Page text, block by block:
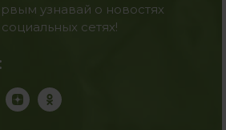
узнавай о новостях
сетях!